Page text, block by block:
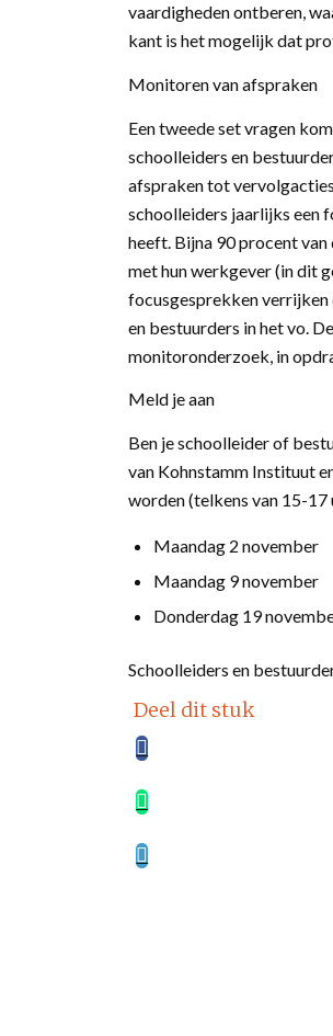
vaardigheden ontberen,
kant is het mogelijk dat
Monitoren van afspraken
Een tweede set vragen
schoolleiders en
afspraken tot
schoolleiders jaarlijks een
heeft. Bijna 90 procent
met hun werkgever (in dit
focusgesprekken verrijken
en bestuurders in het vo.
monitoronderzoek, in
Meld je aan
Ben je schoolleider of
van Kohnstamm Instituut
worden (telkens van 15-17
Maandag 2 november
Maandag 9 november
Donderdag 19
Schoolleiders en
Deel dit stuk